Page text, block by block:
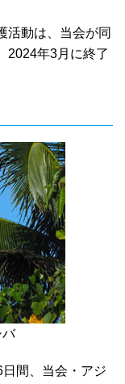
活動は、当会が同
2024年3月に終了
バ
間、当会・アジ